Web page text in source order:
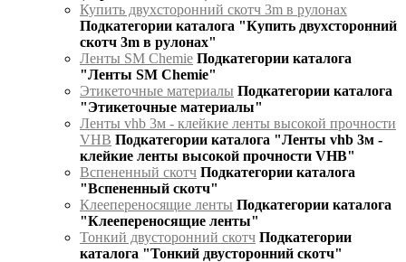
Купить двухсторонний скотч 3m в рулонах
Подкатегории каталога "Купить двухсторонний
скотч 3m в рулонах"
Ленты SM Chemie Подкатегории каталога
"Ленты SM Chemie"
Этикеточные материалы Подкатегории каталога
"Этикеточные материалы"
Ленты vhb 3м - клейкие ленты высокой прочности
VHB Подкатегории каталога "Ленты vhb 3м -
клейкие ленты высокой прочности VHB"
Вспененный скотч Подкатегории каталога
"Вспененный скотч"
Клеепереносящие ленты Подкатегории каталога
"Клеепереносящие ленты"
Тонкий двусторонний скотч Подкатегории
каталога "Тонкий двусторонний скотч"